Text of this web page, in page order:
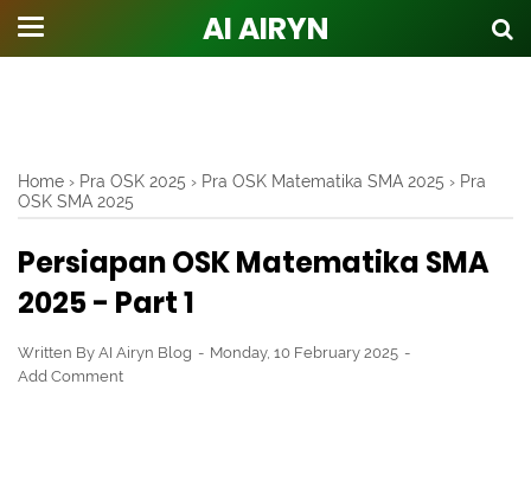
AI AIRYN
Home › Pra OSK 2025 › Pra OSK Matematika SMA 2025 › Pra
OSK SMA 2025
Persiapan OSK Matematika SMA
2025 - Part 1
Written By AI Airyn Blog
Monday, 10 February 2025
Add Comment